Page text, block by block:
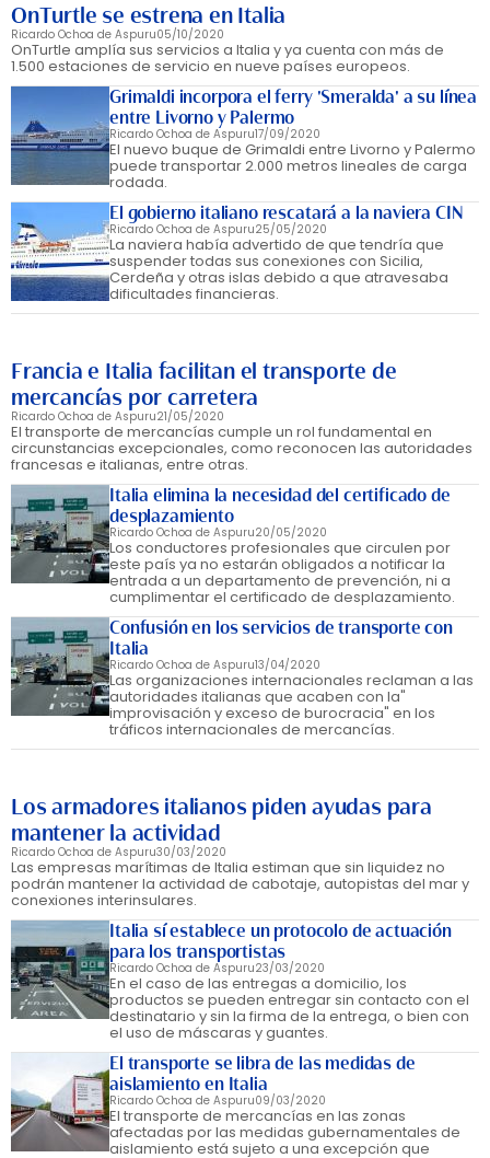
OnTurtle se estrena en Italia
Ricardo Ochoa de Aspuru05/10/2020
OnTurtle amplía sus servicios a Italia y ya cuenta con más de
1.500 estaciones de servicio en nueve países europeos.
Grimaldi incorpora el ferry 'Smeralda' a su línea
entre Livorno y Palermo
Ricardo Ochoa de Aspuru17/09/2020
El nuevo buque de Grimaldi entre Livorno y Palermo
puede transportar 2.000 metros lineales de carga
rodada.
El gobierno italiano rescatará a la naviera CIN
Ricardo Ochoa de Aspuru25/05/2020
La naviera había advertido de que tendría que
suspender todas sus conexiones con Sicilia,
Cerdeña y otras islas debido a que atravesaba
dificultades financieras.
Francia e Italia facilitan el transporte de
mercancías por carretera
Ricardo Ochoa de Aspuru21/05/2020
El transporte de mercancías cumple un rol fundamental en
circunstancias excepcionales, como reconocen las autoridades
francesas e italianas, entre otras.
Italia elimina la necesidad del certificado de
desplazamiento
Ricardo Ochoa de Aspuru20/05/2020
Los conductores profesionales que circulen por
este país ya no estarán obligados a notificar la
entrada a un departamento de prevención, ni a
cumplimentar el certificado de desplazamiento.
Confusión en los servicios de transporte con
Italia
Ricardo Ochoa de Aspuru13/04/2020
Las organizaciones internacionales reclaman a las
autoridades italianas que acaben con la"
improvisación y exceso de burocracia" en los
tráficos internacionales de mercancías.
Los armadores italianos piden ayudas para
mantener la actividad
Ricardo Ochoa de Aspuru30/03/2020
Las empresas marítimas de Italia estiman que sin liquidez no
podrán mantener la actividad de cabotaje, autopistas del mar y
conexiones interinsulares.
Italia sí establece un protocolo de actuación
para los transportistas
Ricardo Ochoa de Aspuru23/03/2020
En el caso de las entregas a domicilio, los
productos se pueden entregar sin contacto con el
destinatario y sin la firma de la entrega, o bien con
el uso de máscaras y guantes.
El transporte se libra de las medidas de
aislamiento en Italia
Ricardo Ochoa de Aspuru09/03/2020
El transporte de mercancías en las zonas
afectadas por las medidas gubernamentales de
aislamiento está sujeto a una excepción que